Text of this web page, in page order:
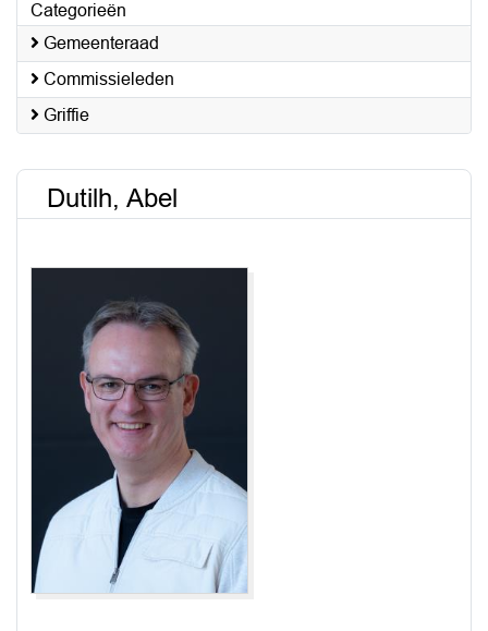
Categorieën
Gemeenteraad
Commissieleden
Griffie
Dutilh, Abel